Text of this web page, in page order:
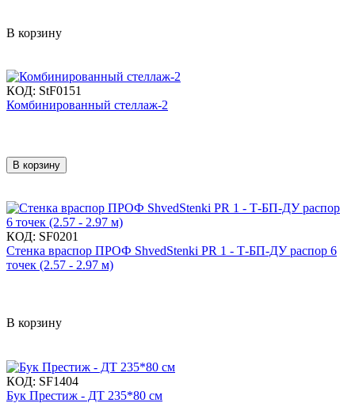
В корзину
КОД: StF0151
Комбинированный стеллаж-2
В корзину
КОД: SF0201
Стенка враспор ПРОФ ShvedStenki PR 1 - Т-БП-ДУ распор 6
точек (2.57 - 2.97 м)
В корзину
КОД: SF1404
Бук Престиж - ДТ 235*80 см